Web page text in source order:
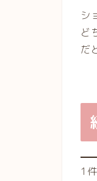
シ
ど
だ
1